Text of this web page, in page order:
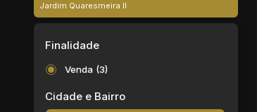
Jardim Quaresmeira II
Finalidade
Venda (3)
Cidade e Bairro